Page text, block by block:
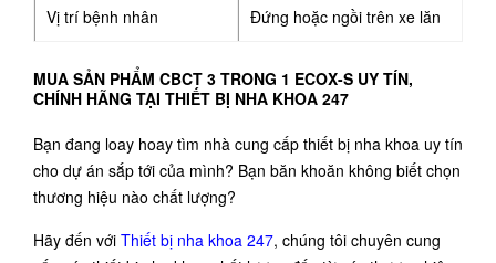
Vị trí bệnh nhân Đứng hoặc ngồi trên xe lăn
MUA SẢN PHẨM CBCT 3 TRONG 1 ECOX-S UY TÍN,
CHÍNH HÃNG TẠI THIẾT BỊ NHA KHOA 247
Bạn đang loay hoay tìm nhà cung cấp thiết bị nha khoa uy tín
cho dự án sắp tới của mình? Bạn băn khoăn không biết chọn
thương hiệu nào chất lượng?
Hãy đến với Thiết bị nha khoa 247, chúng tôi chuyên cung